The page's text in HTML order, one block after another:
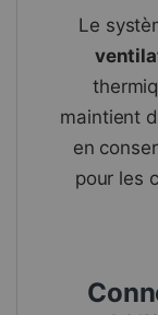
Le
maintient
en
pour les